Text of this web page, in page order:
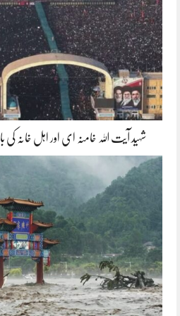
شہید آیت اللہ خامنہ ای اور اہل خانہ